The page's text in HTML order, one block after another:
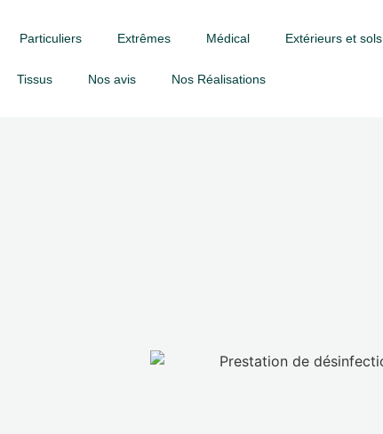
Particuliers Extrêmes Médical Extérieurs et sols
Tissus Nos avis Nos Réalisations